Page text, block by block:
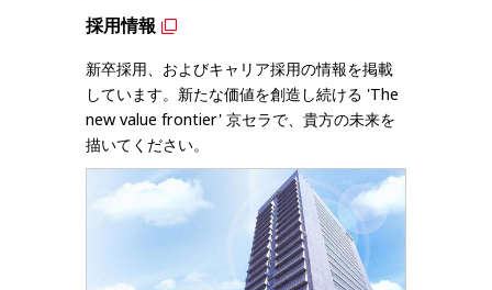
採用情報
新卒採用、およびキャリア採用の情報を掲載
しています。新たな価値を創造し続ける 'The
new value frontier' 京セラで、貴方の未来を
描いてください。